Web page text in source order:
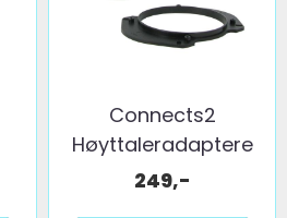
Connects2
Høyttaleradaptere
(130mm) ...
249,-